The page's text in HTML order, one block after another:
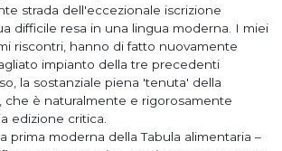
strada dell'eccezionale iscrizione
difficile resa in una lingua moderna. I miei
riscontri, hanno di fatto nuovamente
impianto della tre precedenti
la sostanziale piena 'tenuta' della
che è naturalmente e rigorosamente
edizione critica.
prima moderna della Tabula alimentaria –